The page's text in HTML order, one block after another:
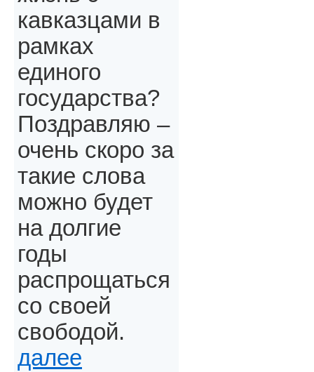
кавказцами в
рамках
единого
государства?
Поздравляю –
очень скоро за
такие слова
можно будет
на долгие
годы
распрощаться
со своей
свободой.
далее